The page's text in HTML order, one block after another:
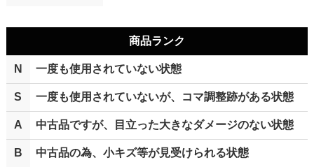
商品ランク
N 一度も使用されていない状態
S 一度も使用されていないが、コマ調整跡がある状態
A 中古品ですが、目立った大きなダメージのない状態
B 中古品の為、小キズ等が見受けられる状態